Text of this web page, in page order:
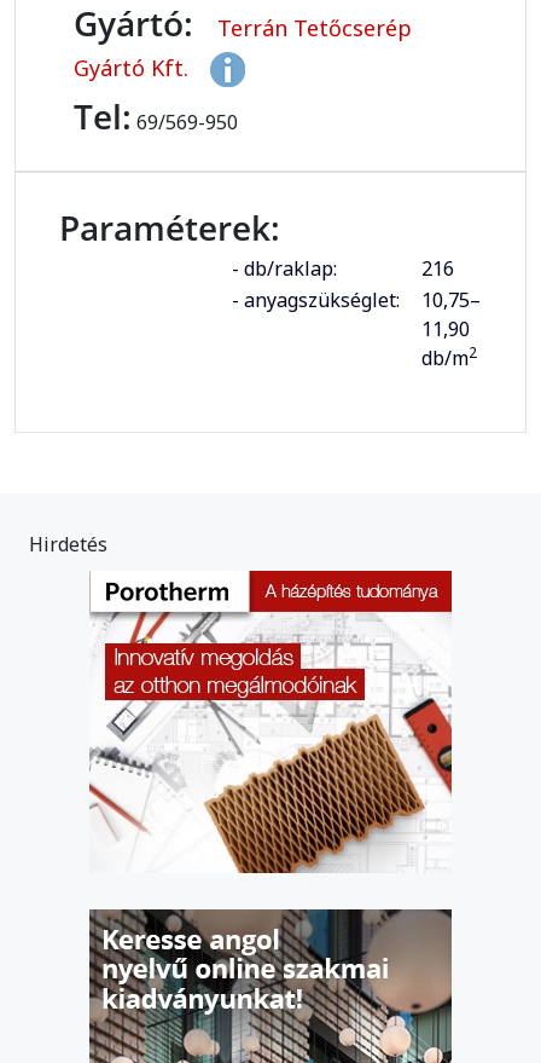
Gyártó:
Terrán Tetőcserép
Gyártó Kft.
Tel: 69/569-950
Paraméterek:
- db/raklap:
216
- anyagszükséglet:
10,75–
11,90
db/m2
Hirdetés